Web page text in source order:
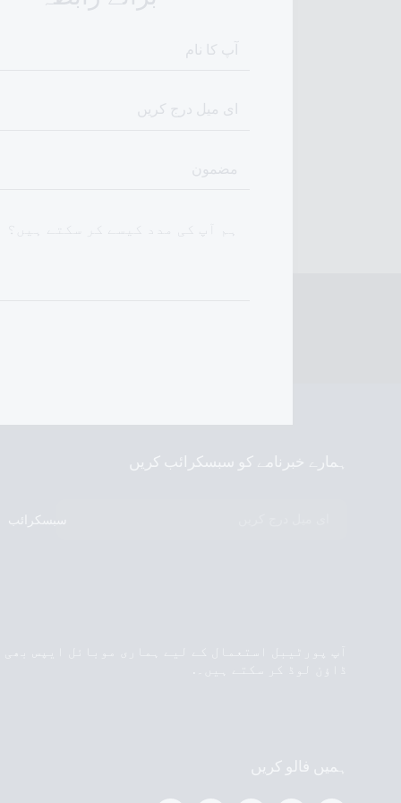
آپ کا نام
ای میل درج کریں
مضمون
ہمارے خبرنامے کو سبسکرائب کریں
سبسکرائب
آپ پورٹیبل استعمال کے لیے ہماری موبائل ایپس بھی
ہمیں فالو کریں